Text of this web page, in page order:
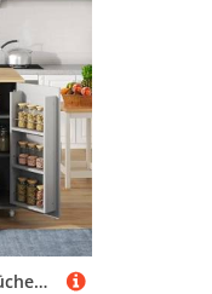
Wyibwy Küchenwagen, Kücheninsel mit klappbarer Arbeitsplatte aus Holz, mobiler Küchentisch mit 1 Schubladen und 3 Türen, Gewürzregal, Handtuchhalter, 5 Rollen, 132,5 x 44 x 90 cm, Grau